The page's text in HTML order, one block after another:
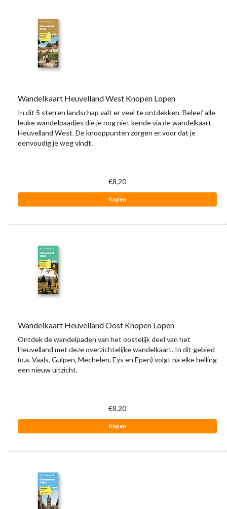
Wandelkaart Heuvelland West Knopen Lopen
In dit 5 sterren landschap valt er veel te ontdekken. Beleef alle
leuke wandelpaadjes die je nog niet kende via de wandelkaart
Heuvelland West. De knooppunten zorgen er voor dat je
eenvoudig je weg vindt.
€8,20
Kopen
Wandelkaart Heuvelland Oost Knopen Lopen
Ontdek de wandelpaden van het oostelijk deel van het
Heuvelland met deze overzichtelijke wandelkaart. In dit gebied
(o.a. Vaals, Gulpen, Mechelen, Eys en Epen) volgt na elke helling
een nieuw uitzicht.
€8,20
Kopen